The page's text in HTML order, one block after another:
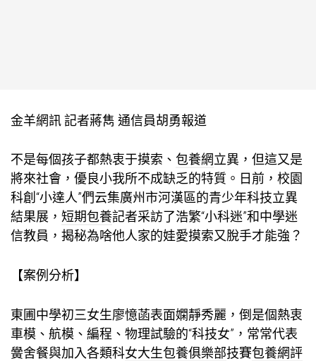
金羊網訊 記者蔣雋 通信員胡勇報道
不是每個孩子都熱衷于摸索、 包養網立異，但這又是
將來社會，優良小我所不成缺乏的特質。日前，校園
科創“小達人”們云集廣州市河漢區的青少年科技立異
結果展， 短期包養記者采訪了浩繁“小科迷”和中學迷
信教員，揭秘為啥他人家的娃愛摸索又脫手才能強？
【案例分析】
東圃中學初三女生廖憶菡表面嫻靜秀麗，倒是個熱衷
車模、航模、編程、物理試驗的“科技女”，常常代表
黌舍餐與加入各類科女大生包養俱樂部技賽包養網評